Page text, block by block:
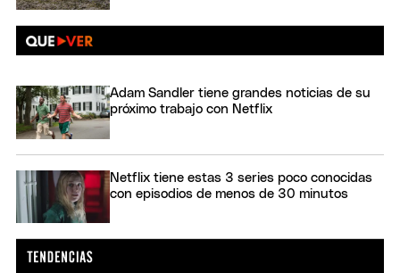
Adam Sandler tiene grandes noticias de su
próximo trabajo con Netflix
Netflix tiene estas 3 series poco conocidas
con episodios de menos de 30 minutos